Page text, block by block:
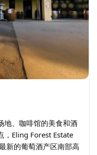
地、咖啡馆的美食和酒
，Eling Forest Estate
新的葡萄酒产区南部高